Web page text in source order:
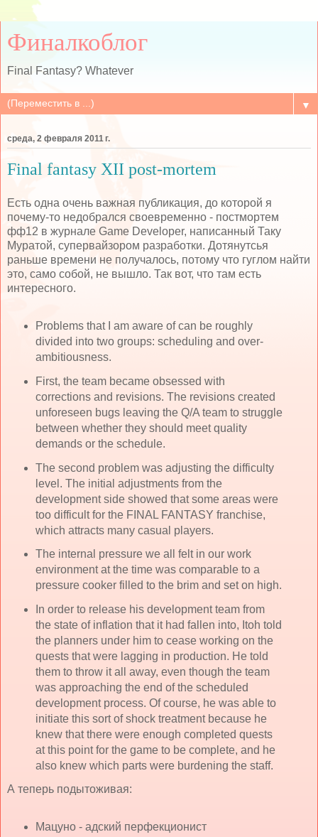
Финалкоблог
Final Fantasy? Whatever
▼
среда, 2 февраля 2011 г.
Final fantasy XII post-mortem
Есть одна очень важная публикация, до которой я
почему-то недобрался своевременно - постмортем
фф12 в журнале Game Developer, написанный Таку
Муратой, супервайзором разработки. Дотянутсья
раньше времени не получалось, потому что гуглом найти
это, само собой, не вышло. Так вот, что там есть
интересного.
Problems that I am aware of can be roughly
divided into two groups: scheduling and over-
ambitiousness.
First, the team became obsessed with
corrections and revisions. The revisions created
unforeseen bugs leaving the Q/A team to struggle
between whether they should meet quality
demands or the schedule.
The second problem was adjusting the difficulty
level. The initial adjustments from the
development side showed that some areas were
too difficult for the FINAL FANTASY franchise,
which attracts many casual players.
The internal pressure we all felt in our work
environment at the time was comparable to a
pressure cooker filled to the brim and set on high.
In order to release his development team from
the state of inflation that it had fallen into, Itoh told
the planners under him to cease working on the
quests that were lagging in production. He told
them to throw it all away, even though the team
was approaching the end of the scheduled
development process. Of course, he was able to
initiate this sort of shock treatment because he
knew that there were enough completed quests
at this point for the game to be complete, and he
also knew which parts were burdening the staff.
А теперь подытоживая:
Мацуно - адский перфекционист